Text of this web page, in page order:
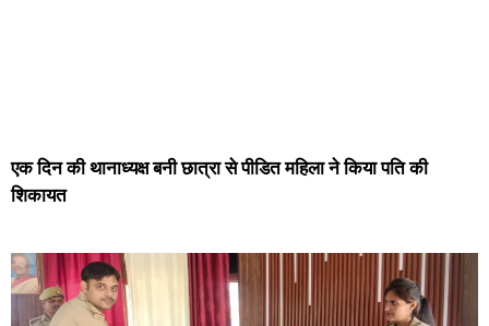
एक दिन की थानाध्यक्ष बनी छात्रा से पीडित महिला ने किया पति की
शिकायत